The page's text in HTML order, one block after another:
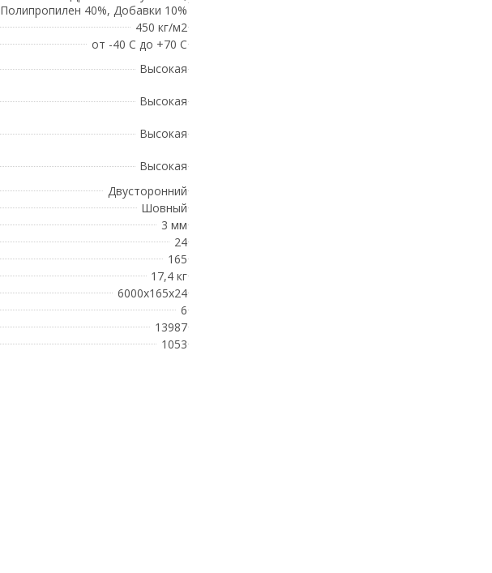
Полипропилен 40%, Добавки 10%
450 кг/м2
от -40 С до +70 С
Высокая
Высокая
Высокая
Высокая
Двусторонний
Шовный
3 мм
24
165
17,4 кг
6000x165x24
6
13987
1053